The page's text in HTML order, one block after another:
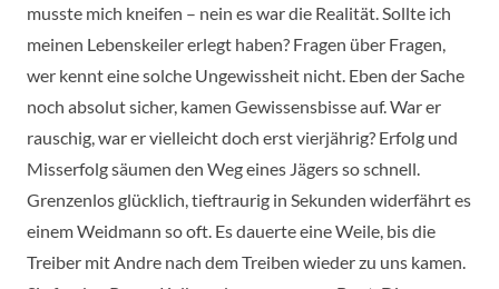
musste mich kneifen – nein es war die Realität. Sollte ich
meinen Lebenskeiler erlegt haben? Fragen über Fragen,
wer kennt eine solche Ungewissheit nicht. Eben der Sache
noch absolut sicher, kamen Gewissensbisse auf. War er
rauschig, war er vielleicht doch erst vierjährig? Erfolg und
Misserfolg säumen den Weg eines Jägers so schnell.
Grenzenlos glücklich, tieftraurig in Sekunden widerfährt es
einem Weidmann so oft. Es dauerte eine Weile, bis die
Treiber mit Andre nach dem Treiben wieder zu uns kamen.